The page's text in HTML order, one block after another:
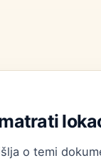
o temi